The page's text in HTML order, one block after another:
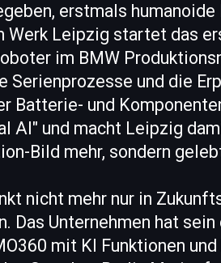
erstmals
Werk Leipzig startet das
im BMW
Serienprozesse und die
Batterie- und
AI" und macht Leipzig
Bild mehr, sondern
nicht mehr nur in
Das Unternehmen hat
mit KI Funktionen